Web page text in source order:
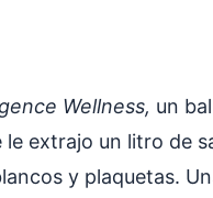
Wellness, un
le extrajo un litro de
y plaquetas.